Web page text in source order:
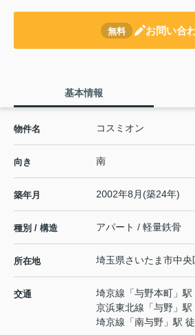
無料 お問い合
基本情報
物件名 コスミオン
向き 南
築年月 2002年8月(築24年)
種別 / 構造 アパート / 軽量鉄骨
所在地 埼玉県さいたま市中央
交通 埼京線 「与野本町 」
京浜東北線 「与野 」
埼京線 「南与野 」駅